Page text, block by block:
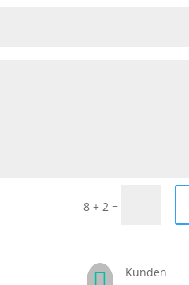
8 + 2 =
Kunden